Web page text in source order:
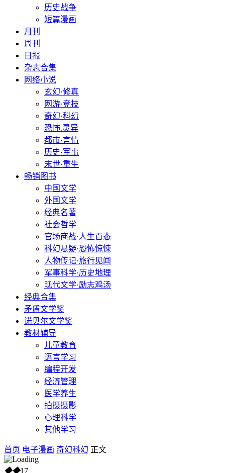
历史战争
短篇漫画
月刊
周刊
日报
杂志合集
网络小说
玄幻·修真
网游·竞技
奇幻·科幻
恐怖.灵异
都市·言情
历史·军事
末世·重生
畅销图书
中国文学
外国文学
经典名著
社会哲学
官场商战·人生百态
科幻悬疑·恐怖惊悚
人物传记·旅行见闻
军事科学·历史地理
现代文学·励志鸡汤
经典合集
矛盾文学奖
诺贝尔文学奖
教材辅导
儿童教育
语言学习
编程开发
经济管理
医学养生
拍摄摄影
心理科学
其他学习
首页 电子漫画 奇幻科幻 正文
◆◆17